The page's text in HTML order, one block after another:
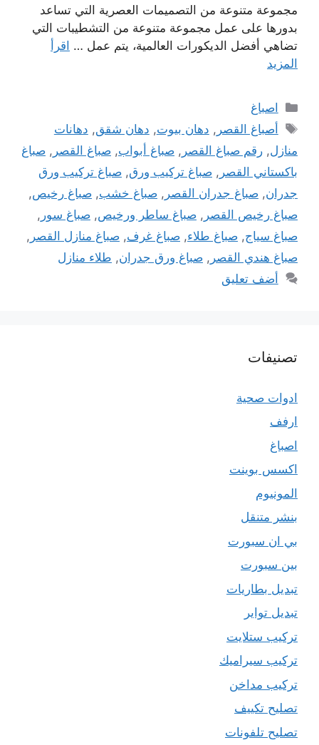
مجموعة متنوعة من التصميمات العصرية التي تساعد
بدورها على عمل مجموعة متنوعة من التشطيبات التي
تضاهي أفضل الديكورات العالمية، يتم عمل … اقرأ
المزيد
التصنيفات
اصباغ
الوسوم
أصباغ القصر , دهان بيوت, دهان شقق, دهانات
منازل, رقم صباغ القصر , صباغ أبواب, صباغ القصر , صباغ
باكستاني القصر , صباغ تركيب ورق, صباغ تركيب ورق
جدران, صباغ جدران القصر , صباغ خشب, صباغ رخيص,
صباغ رخيص القصر , صباغ ساطر ورخيص, صباغ سور ,
صباغ سياج, صباغ طلاء, صباغ غرف, صباغ منازل القصر ,
صباغ هندي القصر , صباغ ورق جدران, طلاء منازل
أضف تعليق
تصنيفات
ادوات صحية
ارفف
اصباغ
اكسس بوينت
المونيوم
بنشر متنقل
بي ان سبورت
بين سبورت
تبديل بطاريات
تبديل تواير
تركيب ستلايت
تركيب سيراميك
تركيب مداخن
تصليح تكييف
تصليح تلفونات